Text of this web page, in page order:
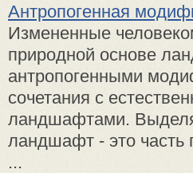
Антропогенная
Измененные
природной основе
антропогенными
сочетания с
ландшафтами.
ландшафт - это часть
...